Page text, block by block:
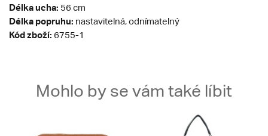
Délka ucha: 56 cm
Délka popruhu: nastavitelná, odnímatelný
Kód zboží: 6755-1
Mohlo by se vám také líbit